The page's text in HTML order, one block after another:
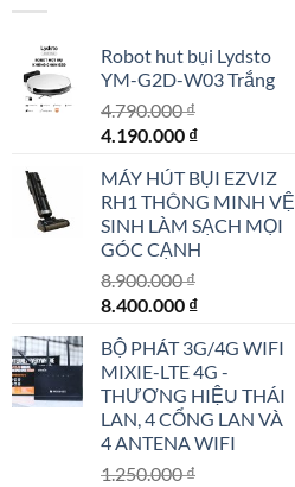
Robot hut bụi Lydsto
YM-G2D-W03 Trắng
4.790.000₫
Giá
là:
4.790.000 ₫.
4.190.000 ₫Giá
tại
là:
4.190.000 ₫.
MÁY HÚT BỤI EZVIZ
RH1 THÔNG MINH VỆ
SINH LÀM SẠCH MỌI
GÓC CẠNH
8.900.000₫
Giá
là:
8.900.000 ₫.
8.400.000 ₫Giá
tại
là:
8.400.000 ₫.
BỘ PHÁT 3G/4G WIFI
MIXIE-LTE 4G -
THƯƠNG HIỆU THÁI
LAN, 4 CỔNG LAN VÀ
4 ANTENA WIFI
1.250.000₫